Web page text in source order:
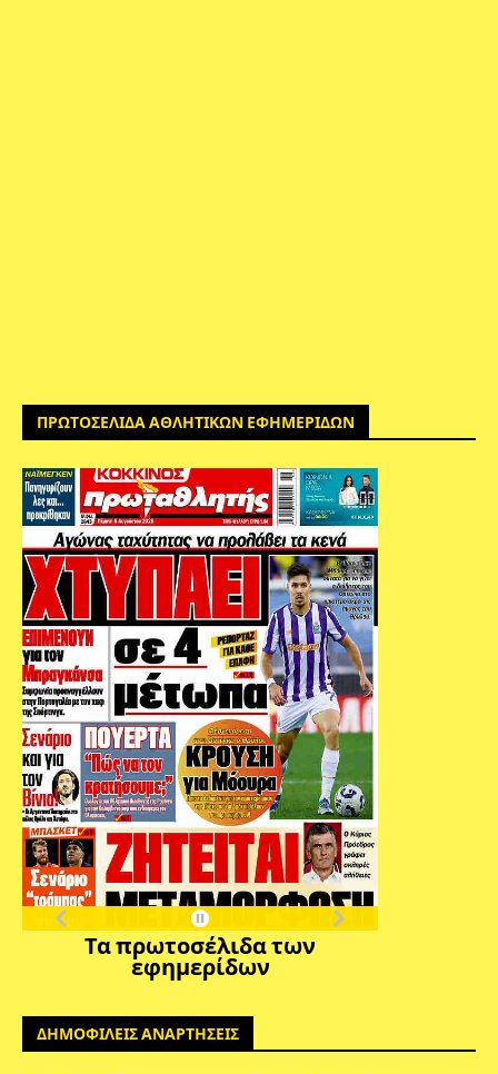
ΠΡΩΤΟΣΕΛΙΔΑ ΑΘΛΗΤΙΚΩΝ ΕΦΗΜΕΡΙΔΩΝ
Τα πρωτοσέλιδα των
εφημερίδων
ΔΗΜΟΦΙΛΕΙΣ ΑΝΑΡΤΗΣΕΙΣ